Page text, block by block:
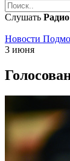
Слушать Радио
Новости
3 июня